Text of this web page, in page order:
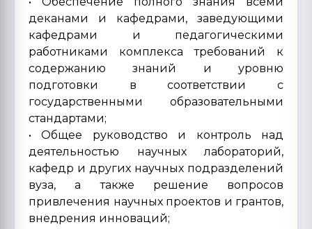
деканами и кафедрами, заведующими
кафедрами и педагогическими
работниками комплекса требований к
содержанию знаний и уровню
подготовки в соответствии с
государственными образовательными
стандартами;
• Общее руководство и контроль над
деятельностью научных лабораторий,
кафедр и других научных подразделений
вуза, а также решение вопросов
привлечения научных проектов и грантов,
внедрения инноваций;